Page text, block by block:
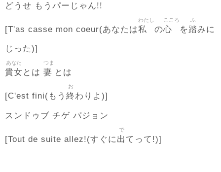
どうせ もうパーじゃん!!
[T'as casse mon coeur(あなたは私
わたし
の心
こころ
を踏
ふ
みに
じった)]
貴女
あなた
とは 妻
つま
とは
[C'est fini(もう 終
お
わりよ)]
スンドゥブ チゲ パジョン
[Tout de suite allez!(すぐに出
で
てって!)]